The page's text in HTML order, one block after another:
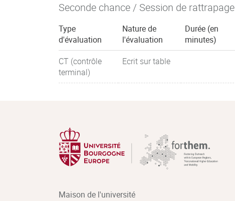
Seconde chance / Session de rattrapage
Type
d'évaluation
Nature de
l'évaluation
Durée (en
minutes)
CT (contrôle
terminal)
Ecrit sur table
Maison de l'université